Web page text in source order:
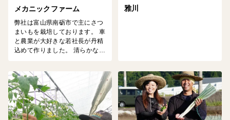
メカニックファーム
弊社は富山県南砺市で主にさつ
まいもを栽培しております。 車
と農業が大好きな若社長が丹精
込めて作りました。 清らかな水
お届けします。 創業2年とまだ
まだ経験が浅い私たちですが、
美味しいさつまいもを作りたい
という気持ちは誰にも負けませ
ん。 是非、お手に取りご賞味く
雅川